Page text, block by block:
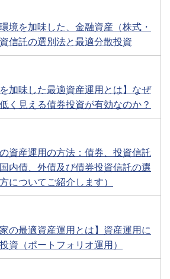
境を加味した、金融資産（株式・
信託の選別法と最適分散投資
を加味した最適資産運用とは】なぜ
く見える債券投資が有効なのか？
資産運用の方法：債券、投資信託
内債、外債及び債券投資信託の選
についてご紹介します）
家の最適資産運用とは】資産運用に
資（ポートフォリオ運用）